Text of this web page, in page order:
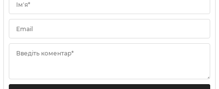
Ім'я*
Email
Введіть коментар*